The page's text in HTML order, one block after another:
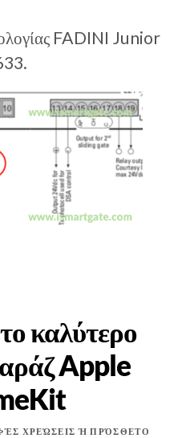
FADINI Junior
καλύτερο
Apple
ΧΡΕΏΣΕΙΣ Ή ΠΡΌΣΘΕΤΟ